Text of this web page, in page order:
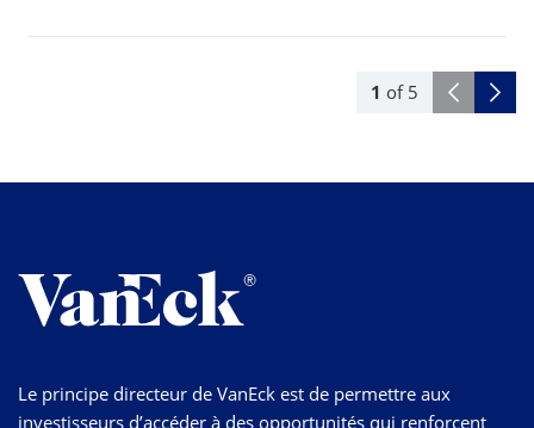
1 of 5
Le principe directeur de VanEck est de permettre aux
investisseurs d’accéder à des opportunités qui renforcent